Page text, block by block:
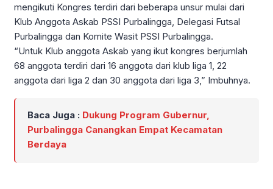
mengikuti Kongres terdiri dari beberapa unsur mulai dari
Klub Anggota Askab PSSI Purbalingga, Delegasi Futsal
Purbalingga dan Komite Wasit PSSI Purbalingga.
“Untuk Klub anggota Askab yang ikut kongres berjumlah
68 anggota terdiri dari 16 anggota dari klub liga 1, 22
anggota dari liga 2 dan 30 anggota dari liga 3,” Imbuhnya.
Baca Juga : Dukung Program Gubernur,
Purbalingga Canangkan Empat Kecamatan
Berdaya